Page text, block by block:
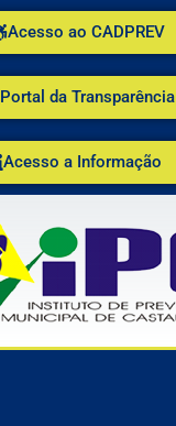
Acesso ao CADPREV
Portal da Transparência
Acesso a Informação